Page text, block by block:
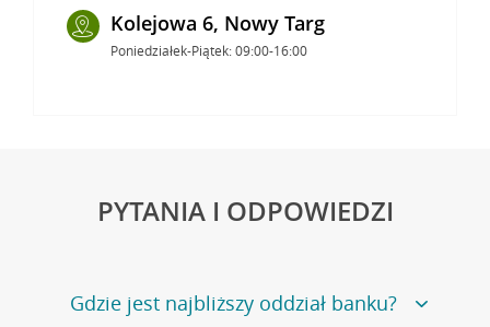
Kolejowa 6, Nowy Targ
Poniedziałek-Piątek: 09:00-16:00
PYTANIA I ODPOWIEDZI
Gdzie jest najbliższy oddział banku?